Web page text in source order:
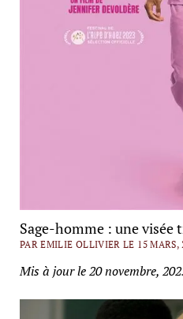
Sage-homme : une visée
PAR EMILIE OLLIVIER LE 15 MARS,
Mis à jour le 20 novembre,